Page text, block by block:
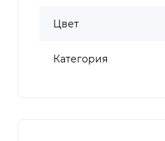
Цвет
Категория